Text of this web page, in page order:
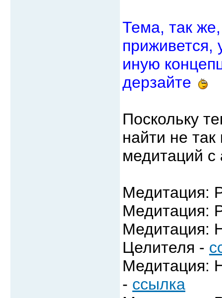
Тема, так
иную
дерзайте
Поскольку
найти не
медитаций
Медитация:
Медитация:
Медитация:
Целителя -
Медитация:
- ссылка